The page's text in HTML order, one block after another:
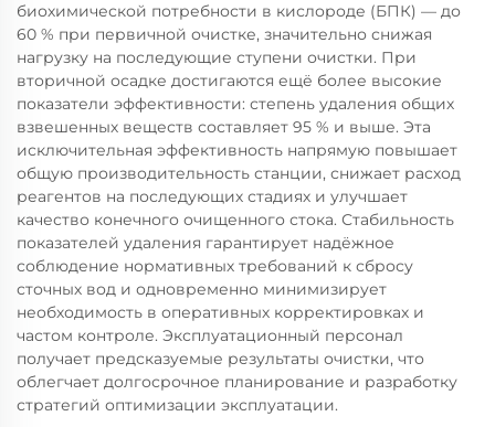
биохимической потребности в кислороде (БПК) — до
60 % при первичной очистке, значительно снижая
нагрузку на последующие ступени очистки. При
вторичной осадке достигаются ещё более высокие
показатели эффективности: степень удаления общих
взвешенных веществ составляет 95 % и выше. Эта
исключительная эффективность напрямую повышает
общую производительность станции, снижает расход
реагентов на последующих стадиях и улучшает
качество конечного очищенного стока. Стабильность
показателей удаления гарантирует надёжное
соблюдение нормативных требований к сбросу
сточных вод и одновременно минимизирует
необходимость в оперативных корректировках и
частом контроле. Эксплуатационный персонал
получает предсказуемые результаты очистки, что
облегчает долгосрочное планирование и разработку
стратегий оптимизации эксплуатации.